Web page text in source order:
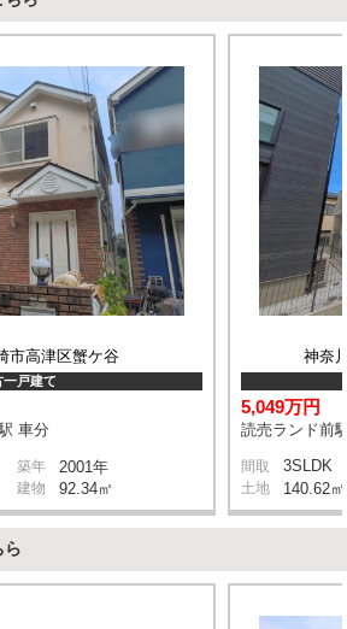
市高津区蟹ケ谷
一戸建て
車分
築年 2001年
建物 92.34㎡
神奈
5,049万円
読売ランド前
間取 3SLDK
土地 140.62㎡
ら